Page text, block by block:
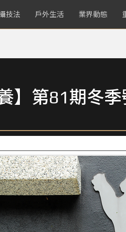
技法 戶外生活 業界動態
】第81期冬